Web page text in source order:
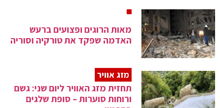
מאות הרוגים ופצועים ברעש
האדמה שפקד את טורקיה וסוריה
מזג אוויר
תחזית מזג האוויר ליום שני: גשם
ורוחות סוערות – סופת שלגים